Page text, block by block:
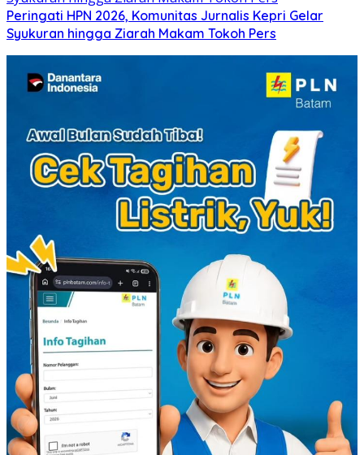
Peringati HPN 2026, Komunitas Jurnalis Kepri Gelar
Syukuran hingga Ziarah Makam Tokoh Pers